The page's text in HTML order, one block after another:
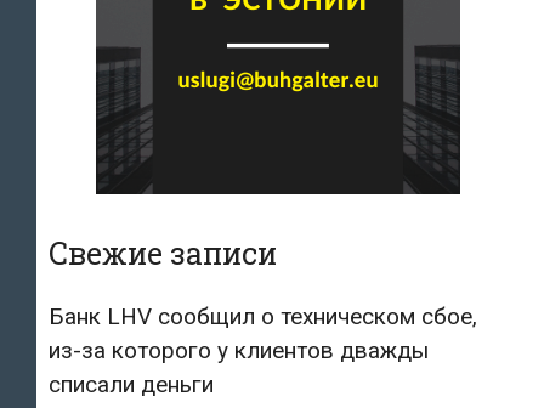
Свежие записи
Банк LHV сообщил о техническом сбое,
из-за которого у клиентов дважды
списали деньги